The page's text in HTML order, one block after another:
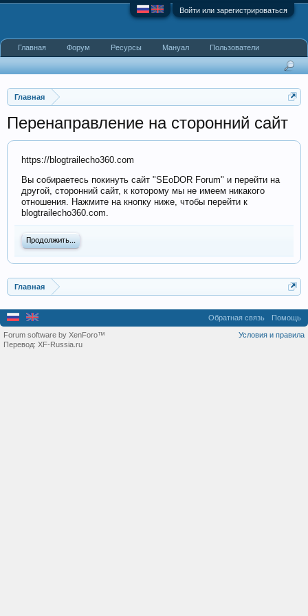
Войти или зарегистрироваться
Главная
Перенаправление на сторонний сайт
https://blogtrailecho360.com
Вы собираетесь покинуть сайт "SEoDOR Forum" и перейти на
другой, сторонний сайт, к которому мы не имеем никакого
отношения. Нажмите на кнопку ниже, чтобы перейти к
blogtrailecho360.com.
Продолжить...
Главная
Главная Форум Ресурсы Мануал Пользователи
Обратная связь Помощь
Условия и правила
Forum software by XenForo™
Перевод: XF-Russia.ru